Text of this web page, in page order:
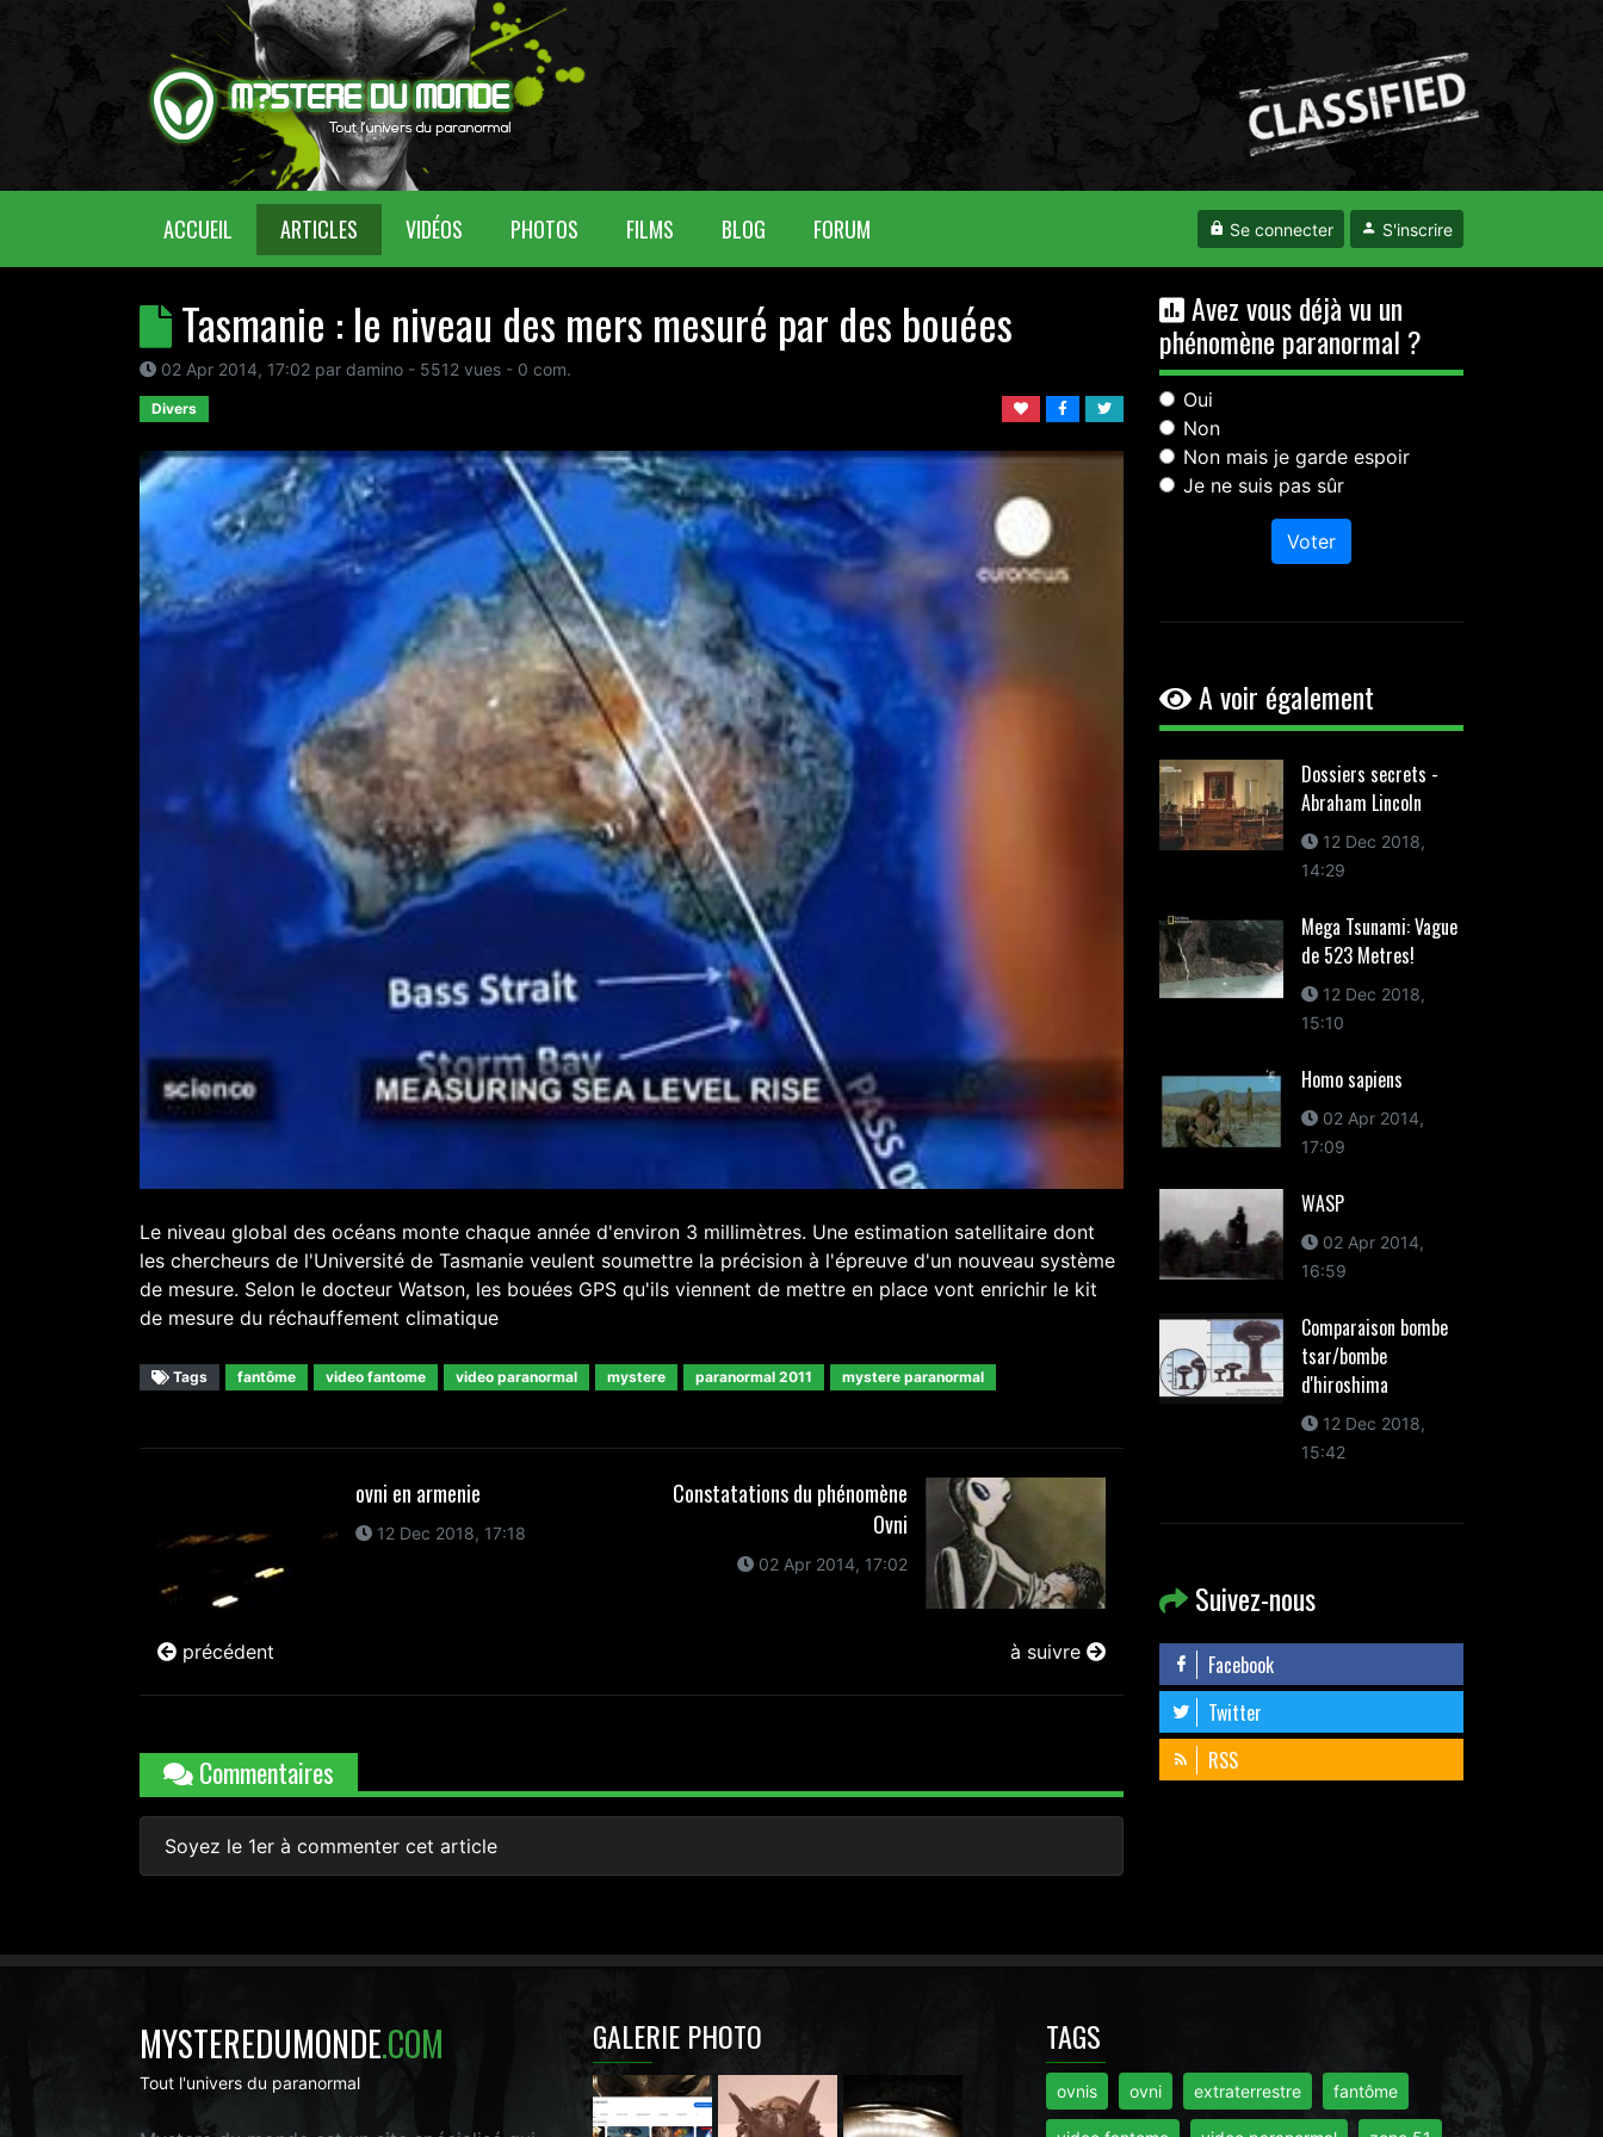
ACCUEIL (CURRENT)ARTICLES VIDÉOS PHOTOS FILMS BLOG FORUM Se connecter S'inscrire
Tasmanie : le niveau des mers mesuré par des bouées
02 Apr 2014, 17:02 par damino - 5512 vues - 0 com.
Divers
Le niveau global des océans monte chaque année d'environ 3 millimètres. Une estimation satellitaire dont
les chercheurs de l'Université de Tasmanie veulent soumettre la précision à l'épreuve d'un nouveau système
de mesure. Selon le docteur Watson, les bouées GPS qu'ils viennent de mettre en place vont enrichir le kit
de mesure du réchauffement climatique
Tags fantôme video fantome video paranormal mystere paranormal 2011 mystere paranormal
ovni en armenie
12 Dec 2018, 17:18
précédent
Constatations du phénomène
Ovni
02 Apr 2014, 17:02
à suivre
Commentaires
Soyez le 1er à commenter cet article
Avez vous déjà vu un
phénomène paranormal ?
Oui
Non
Non mais je garde espoir
Je ne suis pas sûr
Voter
A voir également
Dossiers secrets -
Abraham Lincoln
12 Dec 2018,
14:29
Mega Tsunami: Vague
de 523 Metres!
12 Dec 2018,
15:10
Homo sapiens
02 Apr 2014,
17:09
WASP
02 Apr 2014,
16:59
Comparaison bombe
tsar/bombe
d'hiroshima
12 Dec 2018,
15:42
Suivez-nous
Facebook
Twitter
RSS
MYSTEREDUMONDE.COM
Tout l'univers du paranormal
GALERIE PHOTO TAGS
ovnis ovni extraterrestre fantôme